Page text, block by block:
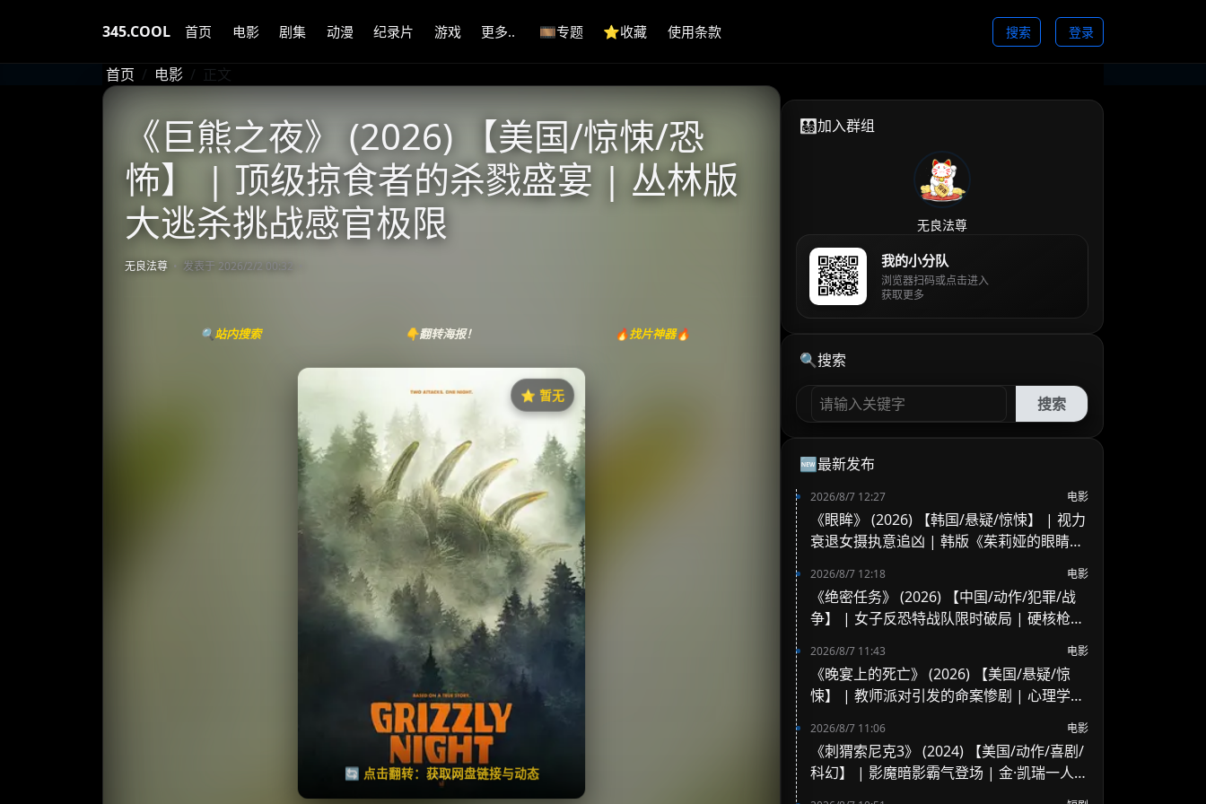
345.COOL 首页 电影 剧集 动漫 纪录片 游戏 更多.. 🎞️专题 ⭐️收藏 使用条款 搜索 登录
首页 电影 正文
《巨熊之夜》 (2026) 【美国/惊悚/恐
怖】 | 顶级掠食者的杀戮盛宴 | 丛林版
大逃杀挑战感官极限
无良法尊 发表于 2026/2/2 00:32
🔍站内搜索 👇翻转海报！ 🔥找片神器🔥
⭐️ 暂无
🔄 点击翻转：获取网盘链接与动态
《巨熊之夜》
⭐️ 评分：暂无 | 🎬 2026年
夸克网盘
失效请反馈
🧧️
天天领红包
👨‍👩‍👧‍👦加入群组
无良法尊
我的小分队
浏览器扫码或点击进入
获取更多
🔍搜索
搜索
🆕最新发布
2026/8/7 12:27 电影
《眼眸》 (2026) 【韩国/悬疑/惊悚】 | 视力
衰退女摄执意追凶 | 韩版《茱莉娅的眼睛》
2026/8/7 12:18 电影
《绝密任务》 (2026) 【中国/动作/犯罪/战
争】 | 女子反恐特战队限时破局 | 硬核枪战
2026/8/7 11:43 电影
《晚宴上的死亡》 (2026) 【美国/悬疑/惊
悚】 | 教师派对引发的命案惨剧 | 心理学教
2026/8/7 11:06 电影
《刺猬索尼克3》 (2024) 【美国/动作/喜剧/
科幻】 | 影魔暗影霸气登场 | 金·凯瑞一人分